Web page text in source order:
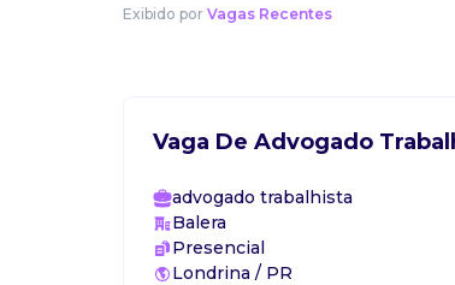
Exibido por Vagas Recentes
Vaga De Advogado
advogado trabalhista
Balera
Presencial
Londrina / PR